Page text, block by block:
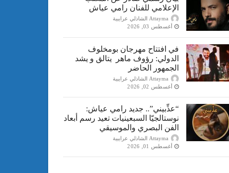
الإعلامي للفنان رامي عياش
Attayma الشاذلي عرايبية
أغسطس 03, 2026
في افتتاح مهرجان بومخلوف
الدولي: رؤوف ماهر يتالق و يشد
الجمهور الحاضر
Attayma الشاذلي عرايبية
أغسطس 02, 2026
“​عذِّبيني”.. جديد رامي عياش:
نوستالجيّا السبعينيات تعيد رسم أبعاد
الفن البصري والموسيقي
Attayma الشاذلي عرايبية
أغسطس 01, 2026